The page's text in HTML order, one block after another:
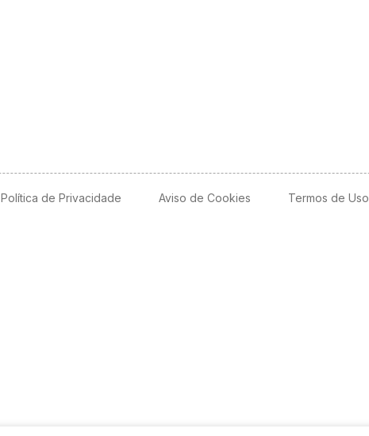
Política de Privacidade Aviso de Cookies Termos de Uso